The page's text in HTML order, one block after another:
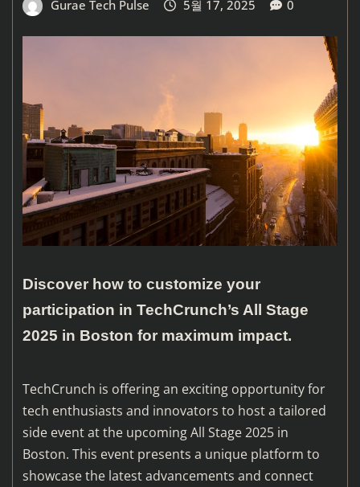
Gurae Tech Pulse 5월 17, 2025 0
Discover how to customize your
participation in TechCrunch’s All Stage
2025 in Boston for maximum impact.
TechCrunch is offering an exciting opportunity for
tech enthusiasts and innovators to host a tailored
side event at the upcoming All Stage 2025 in
Boston. This event presents a unique platform to
showcase the latest advancements and connect